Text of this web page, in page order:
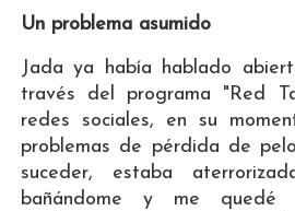
Un problema asumido
Jada ya había hablado
través del programa "Red
redes sociales, en su
problemas de pérdida de
suceder, estaba
bañándome y me quedé